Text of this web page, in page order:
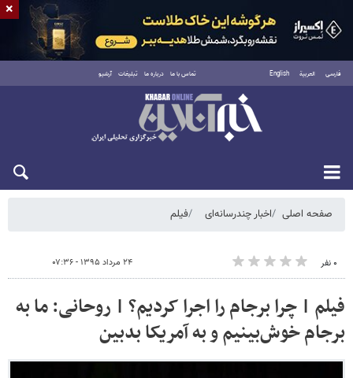
فارسی العربية English تماس با ما درباره ما تبلیغات آرشیو
جمعه ۱۶ مرداد ۱۴۰۵
صفحه اصلی اخبار چندرسانه‌ای فیلم
۰ نفر ۲۴ مرداد ۱۳۹۵ - ۰۷:۳۶
فیلم | چرا برجام را اجرا کردیم؟ | روحانی: ما به
برجام خوش‌بینیم و به آمریکا بدبین
×